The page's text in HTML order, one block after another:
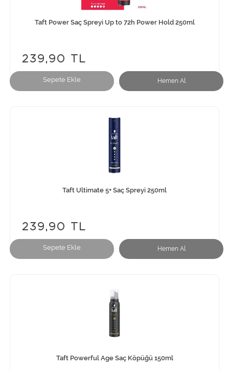
Sepete Ekle Hemen Al
Taft Power Saç Spreyi Up to 72h Power Hold 250ml
239,90 TL
Sepete Ekle Hemen Al
Taft Ultimate 5+ Saç Spreyi 250ml
239,90 TL
Taft Powerful Age Saç Köpüğü 150ml